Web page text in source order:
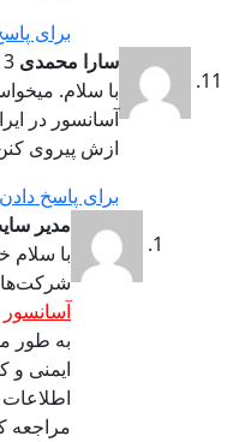
برای
سارا محمدی / 2026
با سلام.
آسانسور در
ازش پیروی
برای پاسخ
مدیر
با سلام
آسانسور
به طور
ایمنی و
اطلاعات
مراجعه